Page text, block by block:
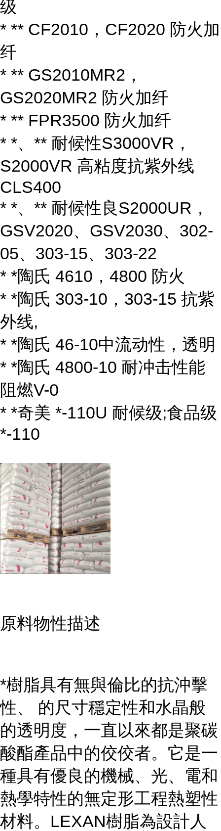
级
* ** CF2010，CF2020 防火加
纤
* ** GS2010MR2，
GS2020MR2 防火加纤
* ** FPR3500 防火加纤
* *、** 耐候性S3000VR，
S2000VR 高粘度抗紫外线
CLS400
* *、** 耐候性良S2000UR，
GSV2020、GSV2030、302-
05、303-15、303-22
* *陶氏 4610，4800 防火
* *陶氏 303-10，303-15 抗紫
外线,
* *陶氏 46-10中流动性，透明
* *陶氏 4800-10 耐冲击性能
阻燃V-0
* *奇美 *-110U 耐候级;食品级
*-110
原料物性描述
*樹脂具有無與倫比的抗沖擊
性、 的尺寸穩定性和水晶般
的透明度，一直以來都是聚碳
酸酯產品中的佼佼者。它是一
種具有優良的機械、光、電和
熱學特性的無定形工程熱塑性
材料。LEXAN樹脂為設計人